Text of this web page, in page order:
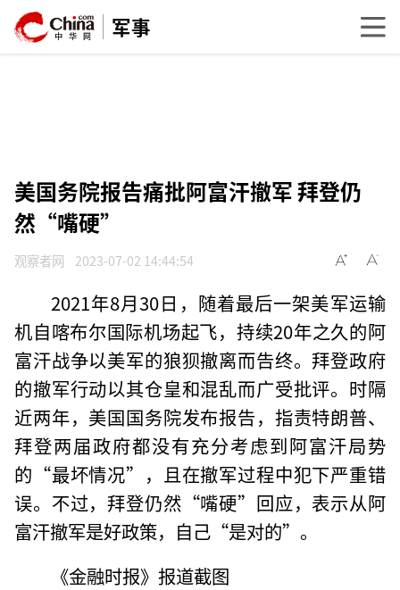
军事
美国务院报告痛批阿富汗撤军 拜登仍
然“嘴硬”
观察者网 2023-07-02 14:44:54
2021年8月30日，随着最后一架美军运输
机自喀布尔国际机场起飞，持续20年之久的阿
富汗战争以美军的狼狈撤离而告终。拜登政府
的撤军行动以其仓皇和混乱而广受批评。时隔
近两年，美国国务院发布报告，指责特朗普、
拜登两届政府都没有充分考虑到阿富汗局势
的“最坏情况”，且在撤军过程中犯下严重错
误。不过，拜登仍然“嘴硬”回应，表示从阿
富汗撤军是好政策，自己“是对的”。
《金融时报》报道截图